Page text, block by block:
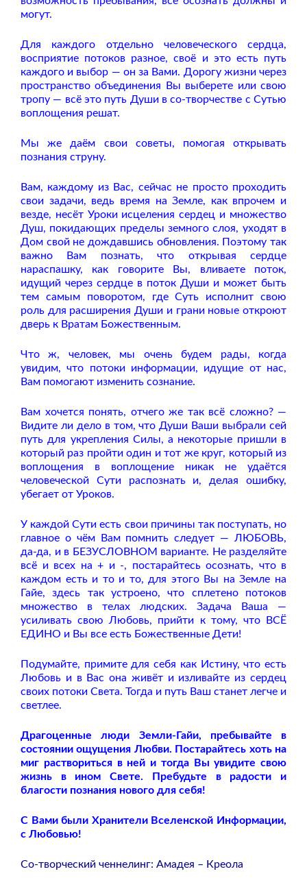
могут.
Для каждого отдельно человеческого сердца,
восприятие потоков разное, своё и это есть путь
каждого и выбор — он за Вами. Дорогу жизни через
пространство объединения Вы выберете или свою
тропу — всё это путь Души в со-творчестве с Сутью
воплощения решат.
Мы же даём свои советы, помогая открывать
познания струну.
Вам, каждому из Вас, сейчас не просто проходить
свои задачи, ведь время на Земле, как впрочем и
везде, несёт Уроки исцеления сердец и множество
Душ, покидающих пределы земного слоя, уходят в
Дом свой не дождавшись обновления. Поэтому так
важно Вам познать, что открывая сердце
нараспашку, как говорите Вы, вливаете поток,
идущий через сердце в поток Души и может быть
тем самым поворотом, где Суть исполнит свою
роль для расширения Души и грани новые откроют
дверь к Вратам Божественным.
Что ж, человек, мы очень будем рады, когда
увидим, что потоки информации, идущие от нас,
Вам помогают изменить сознание.
Вам хочется понять, отчего же так всё сложно? —
Видите ли дело в том, что Души Ваши выбрали сей
путь для укрепления Силы, а некоторые пришли в
который раз пройти один и тот же круг, который из
воплощения в воплощение никак не удаётся
человеческой Сути распознать и, делая ошибку,
убегает от Уроков.
У каждой Сути есть свои причины так поступать, но
главное о чём Вам помнить следует — ЛЮБОВЬ,
да-да, и в БЕЗУСЛОВНОМ варианте. Не разделяйте
всё и всех на + и -, постарайтесь осознать, что в
каждом есть и то и то, для этого Вы на Земле на
Гайе, здесь так устроено, что сплетено потоков
множество в телах людских. Задача Ваша —
усиливать свою Любовь, прийти к тому, что ВСЁ
ЕДИНО и Вы все есть Божественные Дети!
Подумайте, примите для себя как Истину, что есть
Любовь и в Вас она живёт и изливайте из сердец
своих потоки Света. Тогда и путь Ваш станет легче и
светлее.
Драгоценные люди Земли-Гайи, пребывайте в
состоянии ощущения Любви. Постарайтесь хоть на
миг раствориться в ней и тогда Вы увидите свою
жизнь в ином Свете. Пребудьте в радости и
благости познания нового для себя!
С Вами были Хранители Вселенской Информации,
с Любовью!
Со-творческий ченнелинг: Амадея – Креола